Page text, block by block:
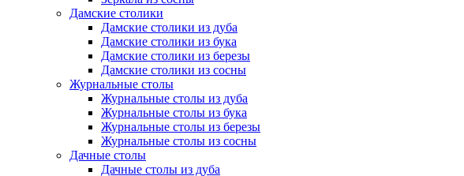
Дамские столики
Дамские столики из дуба
Дамские столики из бука
Дамские столики из березы
Дамские столики из сосны
Журнальные столы
Журнальные столы из дуба
Журнальные столы из бука
Журнальные столы из березы
Журнальные столы из сосны
Дачные столы
Дачные столы из дуба